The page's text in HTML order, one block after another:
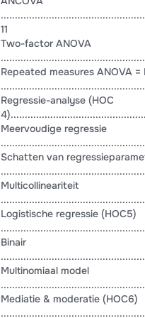
11
Two-factor ANOVA
Repeated measures ANOVA =
Regressie-analyse (HOC
Meervoudige regressie
Schatten van
Multicollineariteit
Logistische regressie (HOC5)
Binair
Multinomiaal model
Mediatie & moderatie (HOC6)